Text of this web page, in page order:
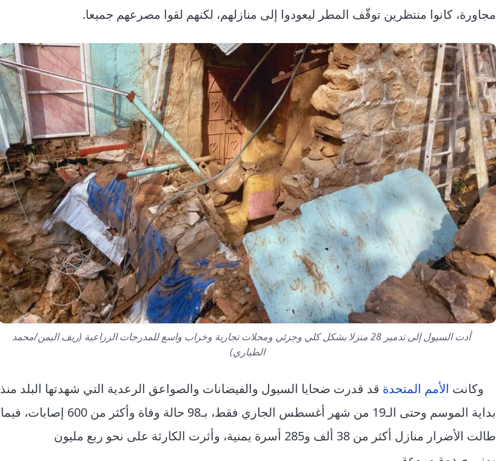
مجاورة، كانوا منتظرين توقّف المطر ليعودوا إلى منازلهم، لكنهم لقوا مصرعهم جميعا.
أدت السيول إلى تدمير 28 منزلا بشكل كلي وجزئي ومحلات تجارية وخراب واسع للمدرجات الزراعية (ريف اليمن/محمد
الطياري)
وكانت الأمم المتحدة قد قدرت ضحايا السيول والفيضانات والصواعق الرعدية التي شهدتها البلد منذ
بداية الموسم وحتى الـ19 من شهر أغسطس الجاري فقط، بـ98 حالة وفاة وأكثر من 600 إصابات، فيما
طالت الأضرار منازل أكثر من 38 ألف و285 أسرة يمنية، وأثرت الكارثة على نحو ربع مليون